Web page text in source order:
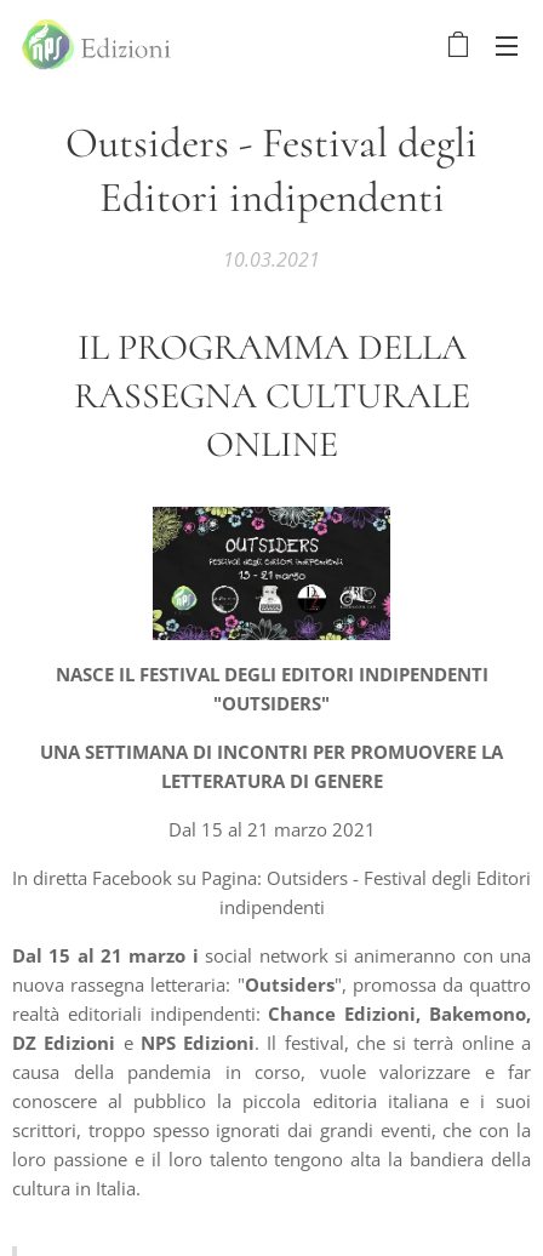
Outsiders - Festival degli
Editori indipendenti
10.03.2021
IL PROGRAMMA DELLA
RASSEGNA CULTURALE
ONLINE
NASCE IL FESTIVAL DEGLI EDITORI INDIPENDENTI
"OUTSIDERS"
UNA SETTIMANA DI INCONTRI PER PROMUOVERE LA
LETTERATURA DI GENERE
Dal 15 al 21 marzo 2021
In diretta Facebook su Pagina: Outsiders - Festival degli Editori
indipendenti
Dal 15 al 21 marzo i social network si animeranno con una
nuova rassegna letteraria: "Outsiders", promossa da quattro
realtà editoriali indipendenti: Chance Edizioni, Bakemono,
DZ Edizioni e NPS Edizioni. Il festival, che si terrà online a
causa della pandemia in corso, vuole valorizzare e far
conoscere al pubblico la piccola editoria italiana e i suoi
scrittori, troppo spesso ignorati dai grandi eventi, che con la
loro passione e il loro talento tengono alta la bandiera della
cultura in Italia.